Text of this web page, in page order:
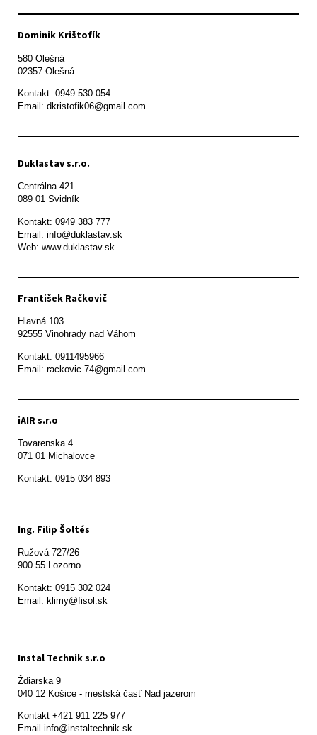
Dominik Krištofík
580 Olešná
Kontakt: 0949 530 054
Email: dkristofik06@gmail.com
Duklastav s.r.o.
Centrálna 421
089 01 Svidník
Kontakt: 0949 383 777
Email: info@duklastav.sk
Web: www.duklastav.sk
František Račkovič
Hlavná 103
92555 Vinohrady nad Váhom
Kontakt: 0911495966
Email: rackovic.74@gmail.com
iAIR s.r.o
Tovarenska 4
071 01 Michalovce
Ing. Filip Šoltés
Ružová 727/26
900 55 Lozorno
Kontakt: 0915 302 024
Email: klimy@fisol.sk
Instal Technik s.r.o
Ždiarska 9
Kontakt +421 911 225 977
Email info@instaltechnik.sk